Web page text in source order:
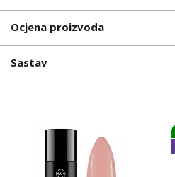
Ocjena proizvoda
Sastav